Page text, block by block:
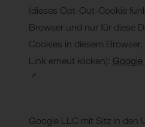
(dieses Opt-Out-Cookie
Browser und nur für diese
Cookies in diesem
Link erneut klicken): Google
Google LLC mit Sitz in den